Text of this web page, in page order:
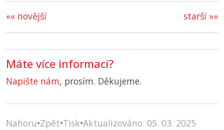
starší »»
«« novější
Máte více informací?
Napište nám, prosím. Děkujeme.
Nahoru•Zpět•Tisk•Aktualizováno: 05. 03. 2025